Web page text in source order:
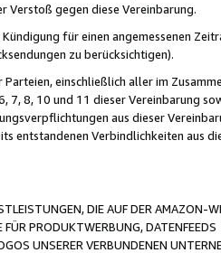
Verstoß gegen diese Vereinbarung.
für einen angemessenen
zu berücksichtigen).
einschließlich aller im
7, 8, 10 und 11 dieser Vereinbarung
aus dieser
entstandenen Verbindlichkeiten aus
DIE AUF DER AMAZON-
PRODUKTWERBUNG,
UNSERER VERBUNDENEN